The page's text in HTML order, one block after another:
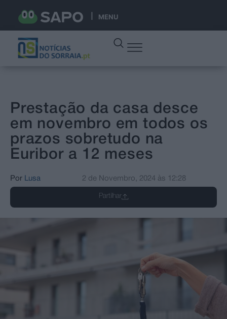
MENU
Prestação da casa desce
em novembro em todos os
prazos sobretudo na
Euribor a 12 meses
Por Lusa 2 de Novembro, 2024 às 12:28
Partilhar